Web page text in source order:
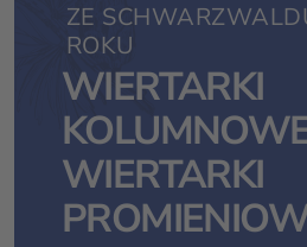
ZE
ROKU
WIERTARKI
WIERTARKI